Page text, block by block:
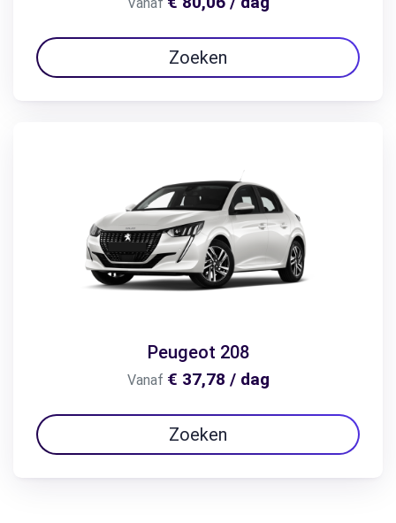
Zoeken
Peugeot 208
Vanaf € 37,78 / dag
Zoeken